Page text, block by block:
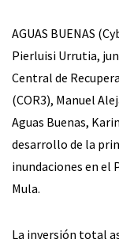
AGUAS BUENAS
Pierluisi Urrutia,
Central de
(COR3), Manuel
Aguas Buenas,
desarrollo de la
inundaciones en el
Mula.
La inversión total